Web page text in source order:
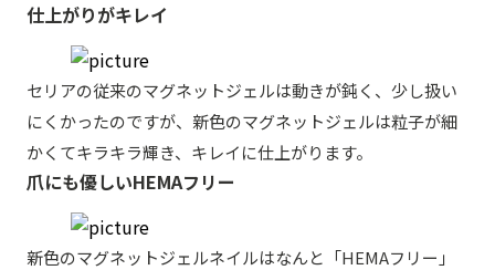
仕上がりがキレイ
セリアの従来のマグネットジェルは動きが鈍く、少し扱い
にくかったのですが、新色のマグネットジェルは粒子が細
かくてキラキラ輝き、キレイに仕上がります。
爪にも優しいHEMAフリー
新色のマグネットジェルネイルはなんと「HEMAフリー」